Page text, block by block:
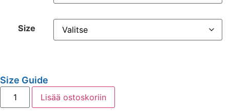
Size
Size Guide
Lisää ostoskoriin